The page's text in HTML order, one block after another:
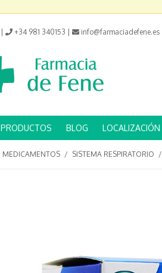
+34 981 340153 info@farmaciadefene.es
PRODUCTOS BLOG LOCALIZACIÓN
MEDICAMENTOS / SISTEMA RESPIRATORIO /